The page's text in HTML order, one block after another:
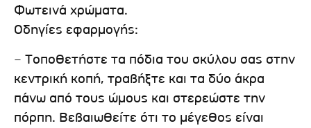
Φωτεινά χρώματα.
Οδηγίες εφαρμογής:
– Τοποθετήστε τα πόδια του σκύλου σας στην
κεντρική κοπή, τραβήξτε και τα δύο άκρα
πάνω από τους ώμους και στερεώστε την
πόρπη. Βεβαιωθείτε ότι το μέγεθος είναι